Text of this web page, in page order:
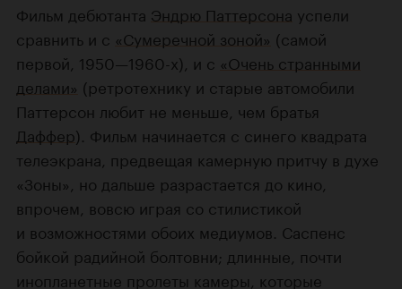
Фильм дебютанта Эндрю Паттерсона успели
сравнить и с «Сумеречной зоной» (самой
первой, 1950—1960-х), и с «Очень странными
делами» (ретротехнику и старые автомобили
Паттерсон любит не меньше, чем братья
Даффер). Фильм начинается с синего квадрата
телеэкрана, предвещая камерную притчу в духе
«Зоны», но дальше разрастается до кино,
впрочем, вовсю играя со стилистикой
и возможностями обоих медиумов. Саспенс
бойкой радийной болтовни; длинные, почти
инопланетные пролеты камеры, которые